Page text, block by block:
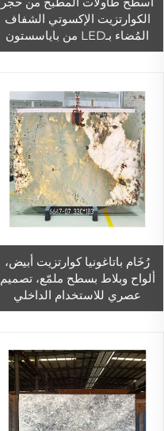
الكوارتزيت الإكسوتي الشفاف
المُضاء بـLED من باياسستون
باتاغونيا، وتصاميم الجدران
رُخَام باتاغونيا كوارتزيت أبيض،
ألواح وبلاط بسطح ملمّع، تصميم
عصري للاستخدام الداخلي
والخارجي، ضمان لمدة سنة